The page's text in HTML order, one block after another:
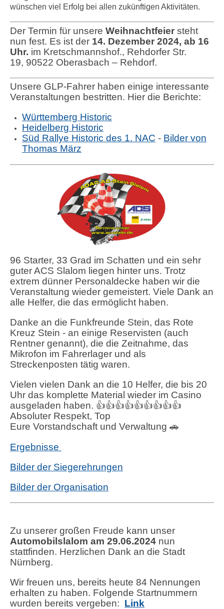
wünschen viel Erfolg bei allen zukünftigen Aktivitäten.
Der Termin für unsere Weihnachtfeier steht
nun fest. Es ist der 14. Dezember 2024, ab 16
Uhr. im Kretschmannshof., Rehdorfer Str.
19, 90522 Oberasbach – Rehdorf.
Unsere GLP-Fahrer haben einige interessante
Veranstaltungen bestritten. Hier die Berichte:
Württemberg Historic
Heidelberg Historic
Süd Rallye Historic des 1. NAC - Bilder von
Thomas März
96 Starter, 33 Grad im Schatten und ein sehr
guter ACS Slalom liegen hinter uns. Trotz
extrem dünner Personaldecke haben wir die
Veranstaltung wieder gemeistert. Viele Dank an
alle Helfer, die das ermöglicht haben.
Danke an die Funkfreunde Stein, das Rote
Kreuz Stein - an einige Reservisten (auch
Rentner genannt), die die Zeitnahme, das
Mikrofon im Fahrerlager und als
Streckenposten tätig waren.
Vielen vielen Dank an die 10 Helfer, die bis 20
Uhr das komplette Material wieder im Casino
ausgeladen haben. 👍👍👍👍👍👍👍👍👍
Absoluter Respekt, Top
Eure Vorstandschaft und Verwaltung 🚗
Ergebnisse
Bilder der Siegerehrungen
Bilder der Organisation
Zu unserer großen Freude kann unser
Automobilslalom am 29.06.2024 nun
stattfinden. Herzlichen Dank an die Stadt
Nürnberg.
Wir freuen uns, bereits heute 84 Nennungen
erhalten zu haben. Folgende Startnummern
wurden bereits vergeben: Link